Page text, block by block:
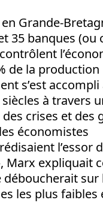
Grande-
35 banques (ou
de la production
s’est
à travers
crises et des
économistes
l’essor
Marx expliquait
déboucherait sur
les plus faibles